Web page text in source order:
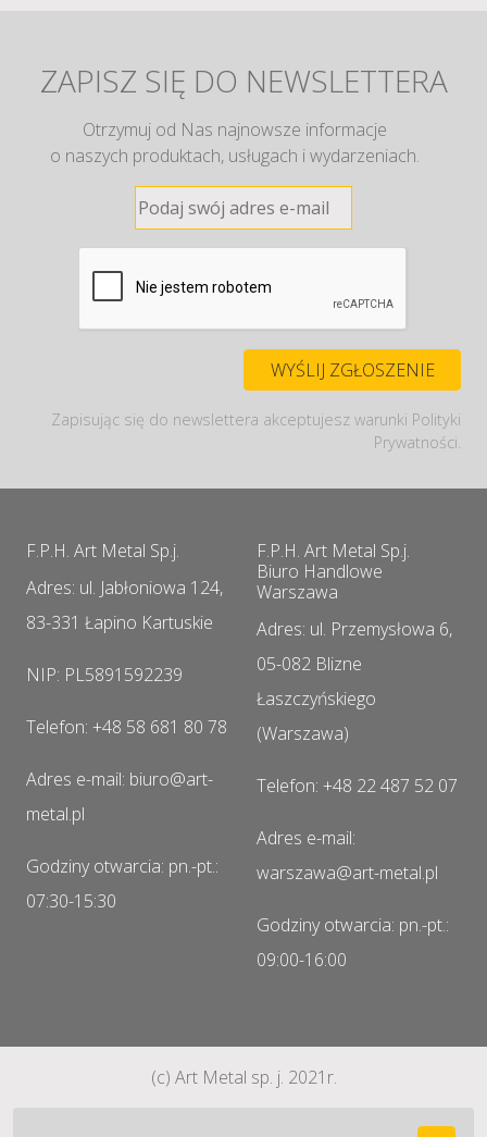
ZAPISZ SIĘ DO NEWSLETTERA
Otrzymuj od Nas najnowsze informacje
o naszych produktach, usługach i wydarzeniach.
Zapisując się do newslettera akceptujesz warunki Polityki
Prywatności.
F.P.H. Art Metal Sp.j.
Adres: ul. Jabłoniowa 124,
83-331 Łapino Kartuskie
NIP: PL5891592239
Telefon: +48 58 681 80 78
Adres e-mail: biuro@art-
metal.pl
Godziny otwarcia: pn.-pt.:
07:30-15:30
F.P.H. Art Metal Sp.j.
Biuro Handlowe
Warszawa
Adres: ul. Przemysłowa 6,
05-082 Blizne
Łaszczyńskiego
(Warszawa)
Telefon: +48 22 487 52 07
Adres e-mail:
warszawa@art-metal.pl
Godziny otwarcia: pn.-pt.:
09:00-16:00
(c) Art Metal sp. j. 2021r.